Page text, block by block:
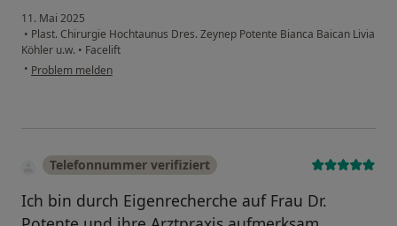
11. Mai 2025
• Plast. Chirurgie Hochtaunus Dres. Zeynep Potente Bianca Baican Livia
Köhler u.w. • Facelift
• Problem melden
Telefonnummer verifiziert
Ich bin durch Eigenrecherche auf Frau Dr.